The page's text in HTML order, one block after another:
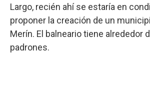
Largo, recién ahí se estaría en
proponer la creación de un
Merín. El balneario tiene alrededor
padrones.